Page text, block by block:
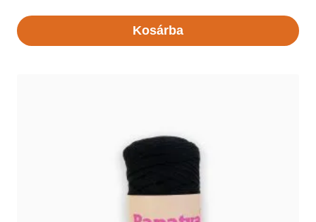
Kosárba